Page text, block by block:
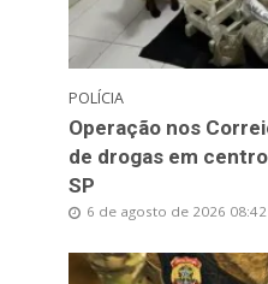
POLÍCIA
Operação nos
de drogas em
SP
6 de agosto de 2026 08:42